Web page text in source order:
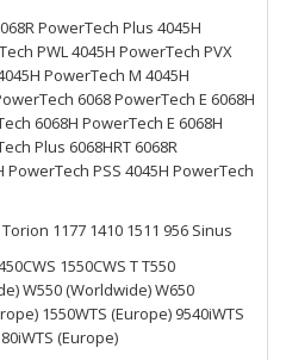
PowerTech Plus 4045H
PWL 4045H PowerTech PVX
PowerTech M 4045H
6068 PowerTech E 6068H
6068H PowerTech E 6068H
Plus 6068HRT 6068R
PowerTech PSS 4045H PowerTech
1177 1410 1511 956 Sinus
1550CWS T T550
W550 (Worldwide) W650
1550WTS (Europe) 9540iWTS
(Europe)